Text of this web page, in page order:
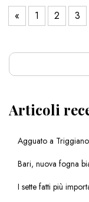
« 1 2 3
Articoli
Agguato a
Bari, nuova fogna
I sette fatti più